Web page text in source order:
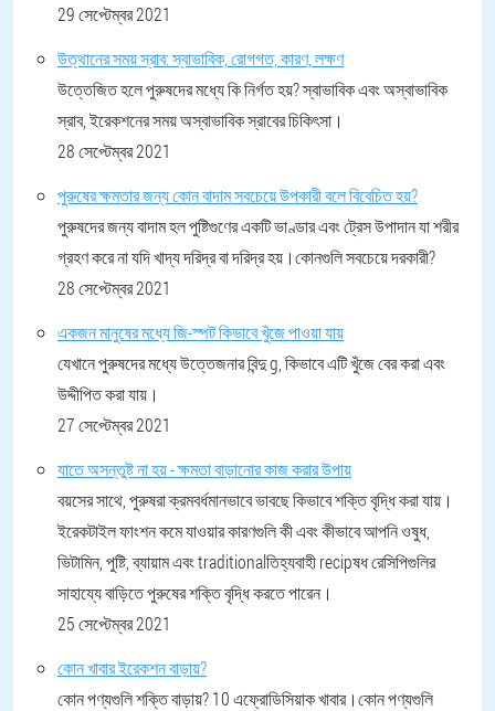
29 সেপ্টেম্বর 2021
উত্থানের সময় স্রাব: স্বাভাবিক, রোগগত, কারণ, লক্ষণ
উত্তেজিত হলে পুরুষদের মধ্যে কি নির্গত হয়? স্বাভাবিক এবং অস্বাভাবিক
স্রাব, ইরেকশনের সময় অস্বাভাবিক স্রাবের চিকিৎসা।
28 সেপ্টেম্বর 2021
পুরুষের ক্ষমতার জন্য কোন বাদাম সবচেয়ে উপকারী বলে বিবেচিত হয়?
পুরুষদের জন্য বাদাম হল পুষ্টিগুণের একটি ভাণ্ডার এবং ট্রেস উপাদান যা শরীর
গ্রহণ করে না যদি খাদ্য দরিদ্র বা দরিদ্র হয়।কোনগুলি সবচেয়ে দরকারী?
28 সেপ্টেম্বর 2021
একজন মানুষের মধ্যে জি-স্পট কিভাবে খুঁজে পাওয়া যায়
যেখানে পুরুষদের মধ্যে উত্তেজনার বিন্দু g, কিভাবে এটি খুঁজে বের করা এবং
উদ্দীপিত করা যায়।
27 সেপ্টেম্বর 2021
যাতে অসন্তুষ্ট না হয় - ক্ষমতা বাড়ানোর কাজ করার উপায়
বয়সের সাথে, পুরুষরা ক্রমবর্ধমানভাবে ভাবছে কিভাবে শক্তি বৃদ্ধি করা যায়।
ইরেকটাইল ফাংশন কমে যাওয়ার কারণগুলি কী এবং কীভাবে আপনি ওষুধ,
ভিটামিন, পুষ্টি, ব্যায়াম এবং traditionalতিহ্যবাহী recipষধ রেসিপিগুলির
সাহায্যে বাড়িতে পুরুষের শক্তি বৃদ্ধি করতে পারেন।
25 সেপ্টেম্বর 2021
কোন খাবার ইরেকশন বাড়ায়?
কোন পণ্যগুলি শক্তি বাড়ায়? 10 এফ্রোডিসিয়াক খাবার।কোন পণ্যগুলি